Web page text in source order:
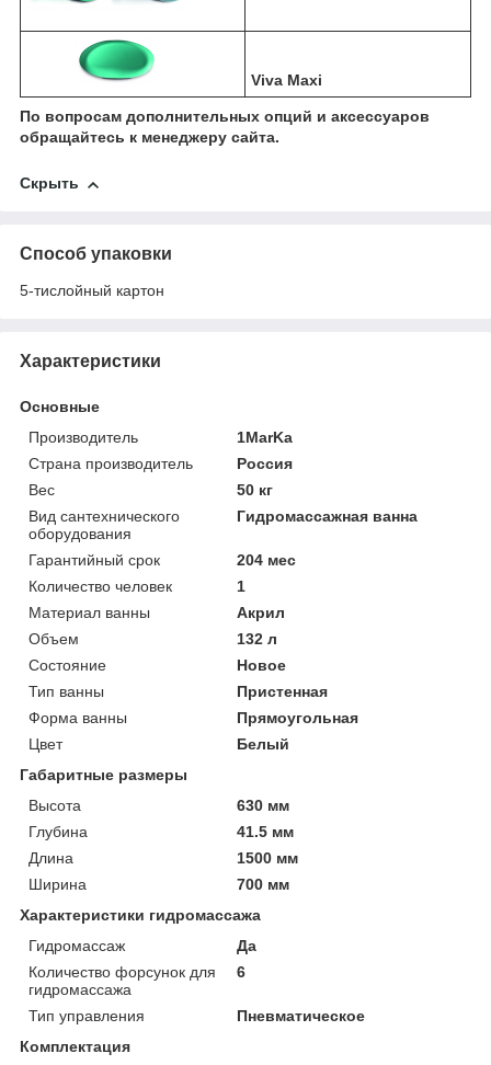
Viva Maxi
По вопросам дополнительных опций и аксессуаров
обращайтесь к менеджеру сайта.
Скрыть
Способ упаковки
5-тислойный картон
Характеристики
Основные
Производитель
1MarKa
Страна производитель
Россия
Вес
50 кг
Вид сантехнического
оборудования
Гидромассажная ванна
Гарантийный срок
204 мес
Количество человек
1
Материал ванны
Акрил
Объем
132 л
Состояние
Новое
Тип ванны
Пристенная
Форма ванны
Прямоугольная
Цвет
Белый
Габаритные размеры
Высота
630 мм
Глубина
41.5 мм
Длина
1500 мм
Ширина
700 мм
Характеристики гидромассажа
Гидромассаж
Да
Количество форсунок для
гидромассажа
6
Тип управления
Пневматическое
Комплектация